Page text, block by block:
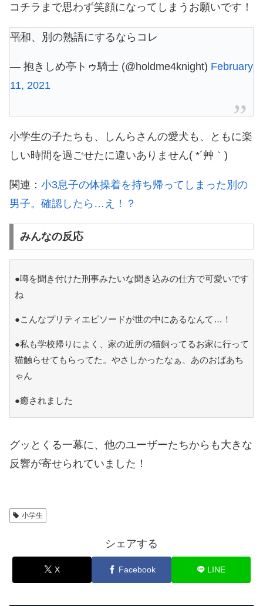
コチラまで思わず笑顔になってしまうお願いです！
平和、別の熟語にするならコレ
— 抱きしめ亭トゥ騎士 (@holdme4knight) February
11, 2021
小学生の子たちも、しんらさんの愛犬も、ともに楽
しい時間を過ごせたに違いありません( *´艸｀)
関連： 小3息子の体操着を持ち帰ってしまった別の
男子。確認したら…え！？
みんなの反応
●噂を聞き付けた刑事みたいな聞き込みの仕方で可愛いです
ね
●こんなプリティエピソードが世の中にあるなんて…！
●私も学校帰りによく、家の近所の猫飼ってるお家に行って
猫触らせてもらってた。やさしかったなぁ、あのおばあち
ゃん
●癒されました
グッとくる一幕に、他のユーザーたちからも大きな
反響が寄せられていました！
小学生
シェアする
X Facebook LINE